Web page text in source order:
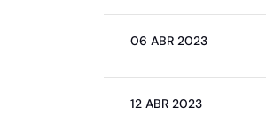
06 ABR 2023
12 ABR 2023